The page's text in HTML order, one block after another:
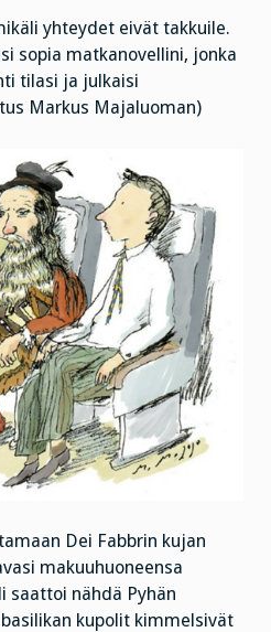
yhteydet eivät takkuile.
sopia matkanovellini, jonka
tilasi ja julkaisi
Markus Majaluoman)
Dei Fabbrin kujan
makuuhuoneensa
saattoi nähdä Pyhän
kupolit kimmelsivät